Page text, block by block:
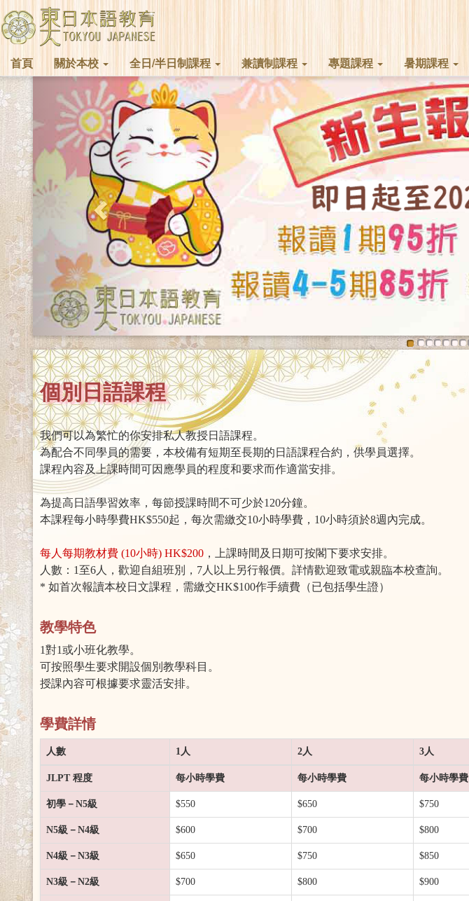
首頁 關於本校 全日/半日制課程 兼讀制課程 專題課程 暑期課程
Previous
個別日語課程
我們可以為繁忙的你安排私人教授日語課程。
為配合不同學員的需要，本校備有短期至長期的日語課程合約，供學員選擇。
課程內容及上課時間可因應學員的程度和要求而作適當安排。
為提高日語學習效率，每節授課時間不可少於120分鐘。
本課程每小時學費HK$550起，每次需繳交10小時學費，10小時須於8週內完成。
每人每期教材費 (10小時) HK$200 ，上課時間及日期可按閣下要求安排。
人數：1至6人，歡迎自組班別，7人以上另行報價。詳情歡迎致電或親臨本校查詢。
* 如首次報讀本校日文課程，需繳交HK$100作手續費（已包括學生證）
教學特色
1對1或小班化教學。
可按照學生要求開設個別教學科目。
授課內容可根據要求靈活安排。
學費詳情
人數 1人 2人 3人
JLPT 程度 每小時學費 每小時學費 每小時學費
初學－N5級 $550 $650 $750
N5級－N4級 $600 $700 $800
N4級－N3級 $650 $750 $850
N3級－N2級 $700 $800 $900